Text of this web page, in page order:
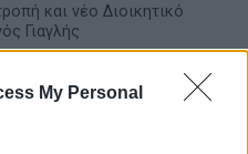
My Personal
και νέο Διοικητικό
Γιαγλής